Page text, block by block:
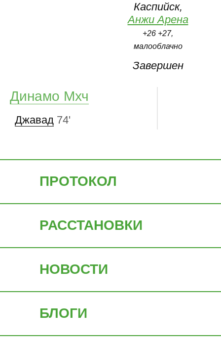
Каспийск,
Анжи Арена
+26 +27,
малооблачно
Завершен
Динамо Мхч
Джавад 74'
ПРОТОКОЛ
РАССТАНОВКИ
НОВОСТИ
БЛОГИ